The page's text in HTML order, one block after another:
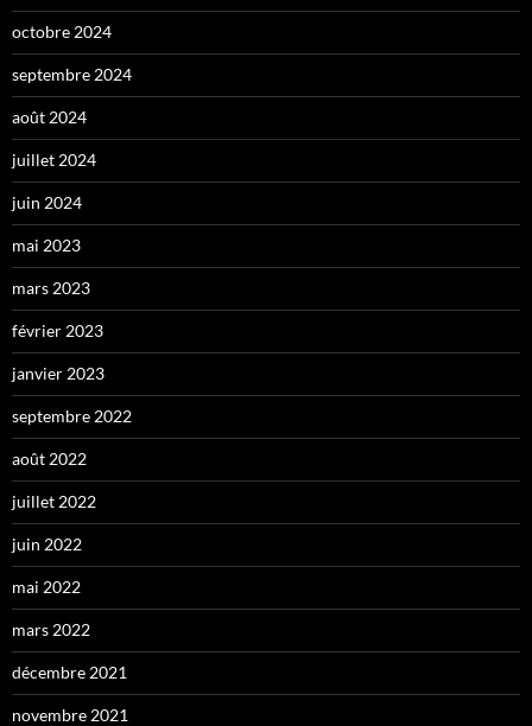
octobre 2024
septembre 2024
août 2024
juillet 2024
juin 2024
mai 2023
mars 2023
février 2023
janvier 2023
septembre 2022
août 2022
juillet 2022
juin 2022
mai 2022
mars 2022
décembre 2021
novembre 2021